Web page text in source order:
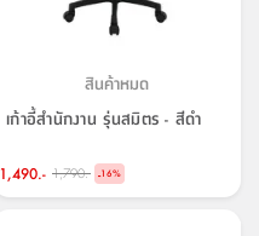
สินค้าหมด
เก้าอี้สำนักงาน รุ่นสมิตร - สีดำ
1,490.- 1,790.- -16%